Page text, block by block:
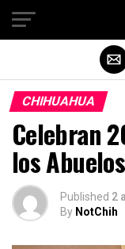
CHIHUAHUA
Celebran
los Abuelos
Published 2
By NotChih